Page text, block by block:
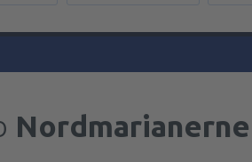
Nordmarianerne